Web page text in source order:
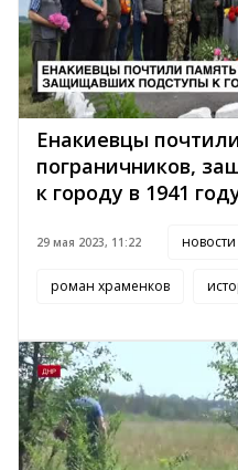
Енакиевцы
пограничников,
к городу в 1941
29 мая 2023, 11:22
роман храменков